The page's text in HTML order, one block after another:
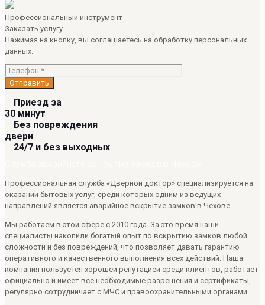
Профессиональный инструмент
Заказать услугу
Нажимая на кнопку, вы соглашаетесь на обработку персональных
данных.
Приезд за
30 минут
Без повреждения
двери
24/7 и без выходных
Профессиональная служба «Дверной доктор» специализируется на
оказании бытовых услуг, среди которых одним из ведущих
направлений является аварийное вскрытие замков в Чехове.
Мы работаем в этой сфере с 2010 года. За это время наши
специалисты накопили богатый опыт по вскрытию замков любой
сложности и без повреждений, что позволяет давать гарантию
оперативного и качественного выполнения всех действий. Наша
компания пользуется хорошей репутацией среди клиентов, работает
официально и имеет все необходимые разрешения и сертификаты,
регулярно сотрудничает с МЧС и правоохранительными органами.